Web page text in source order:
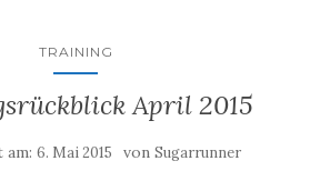
TRAINING
April 2015
6. Mai 2015 von Sugarrunner